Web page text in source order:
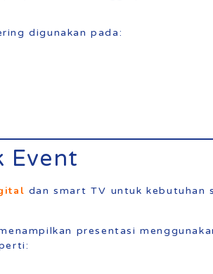
digunakan pada:
Event
dan smart TV untuk kebutuhan
presentasi